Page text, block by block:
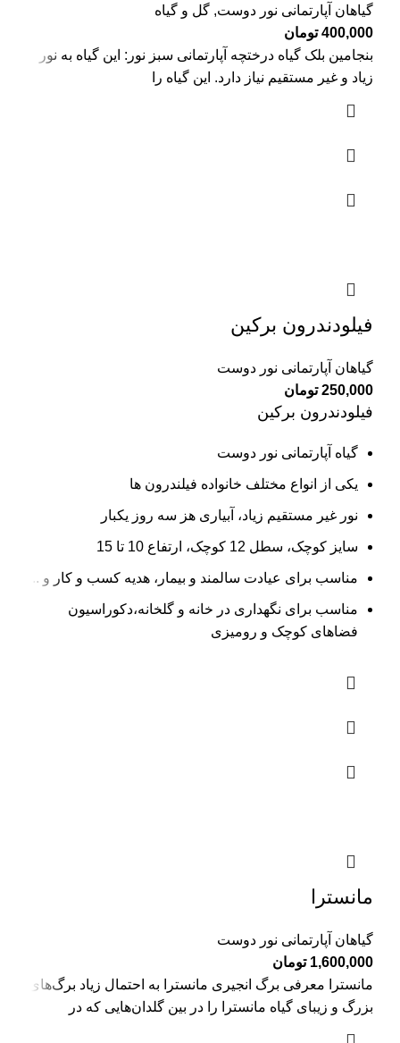
گیاهان آپارتمانی نور دوست, گل و گیاه
400,000 تومان
بنجامین بلک گیاه درختچه آپارتمانی سبز نور: این گیاه به نور
زیاد و غیر مستقیم نیاز دارد. این گیاه را
فیلودندرون برکین
گیاهان آپارتمانی نور دوست
250,000 تومان
فیلودندرون برکین
گیاه آپارتمانی نور دوست
یکی از انواع مختلف خانواده فیلندرون ها
نور غیر مستقیم زیاد، آبیاری هز سه روز یکبار
سایز کوچک، سطل 12 کوچک، ارتفاع 10 تا 15
مناسب برای عیادت سالمند و بیمار، هدیه کسب و کار و ..
مناسب برای نگهداری در خانه و گلخانه،‌دکوراسیون
فضاهای کوچک و رومیزی
مانسترا
گیاهان آپارتمانی نور دوست
1,600,000 تومان
مانسترا معرفی برگ انجیری مانسترا به احتمال زیاد برگ‌های
بزرگ و زیبای گیاه مانسترا را در بین گلدان‌هایی که در